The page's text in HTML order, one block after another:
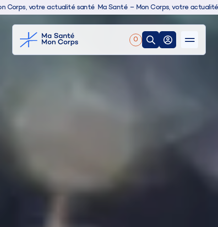
votre actualité santé Ma Santé – Mon Corps, votre actualité santé
0